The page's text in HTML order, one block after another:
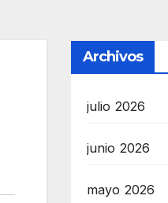
Archivos
julio 2026
junio 2026
mayo 2026